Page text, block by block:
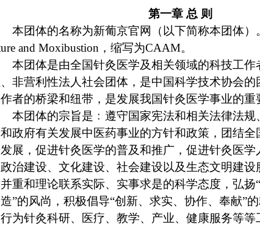
第一章 总 则
本团体的名称为新葡京官网（以下简称本团体）
and Moxibustion ，缩写为CAAM。
本团体是由全国针灸医学及相关领域的科技工
非营利性法人社会团体，是中国科学技术协会
者的桥梁和纽带，是发展我国针灸医学事业的重
本团体的宗旨是﹕遵守国家宪法和相关法律法规
政府有关发展中医药事业的方针和政策，团结
展，促进针灸医学的普及和推广，促进针灸医
治建设、文化建设、社会建设以及生态文明建
重和理论联系实际、实事求是的科学态度，弘扬“
”的风尚，积极倡导“创新、求实、协作、奉献”
为针灸科研、医疗、教学、产业、健康服务等